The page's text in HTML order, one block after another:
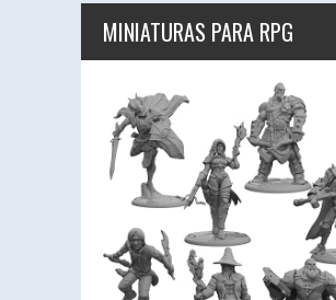
MINIATURAS PARA RPG